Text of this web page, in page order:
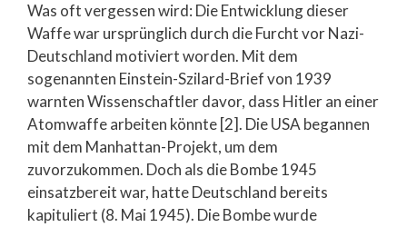
Was oft vergessen wird: Die Entwicklung dieser
Waffe war ursprünglich durch die Furcht vor Nazi-
Deutschland motiviert worden. Mit dem
sogenannten Einstein-Szilard-Brief von 1939
warnten Wissenschaftler davor, dass Hitler an einer
Atomwaffe arbeiten könnte [2]. Die USA begannen
mit dem Manhattan-Projekt, um dem
zuvorzukommen. Doch als die Bombe 1945
einsatzbereit war, hatte Deutschland bereits
kapituliert (8. Mai 1945). Die Bombe wurde